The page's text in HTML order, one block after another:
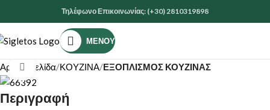
Τηλέφωνο Επικοινωνίας: (+30) 2810319898
ΜΕΝΟΎ
Αρχική σελίδα ΚΟΥΖΙΝΑ ΕΞΟΠΛΙΣΜΟΣ ΚΟΥΖΙΝΑΣ
Κάντε κλικ για μεγέθυνση
Περιγραφή